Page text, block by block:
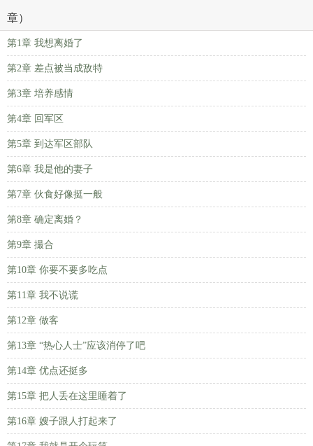
章）
第1章 我想离婚了
第2章 差点被当成敌特
第3章 培养感情
第4章 回军区
第5章 到达军区部队
第6章 我是他的妻子
第7章 伙食好像挺一般
第8章 确定离婚？
第9章 撮合
第10章 你要不要多吃点
第11章 我不说谎
第12章 做客
第13章 “热心人士”应该消停了吧
第14章 优点还挺多
第15章 把人丢在这里睡着了
第16章 嫂子跟人打起来了